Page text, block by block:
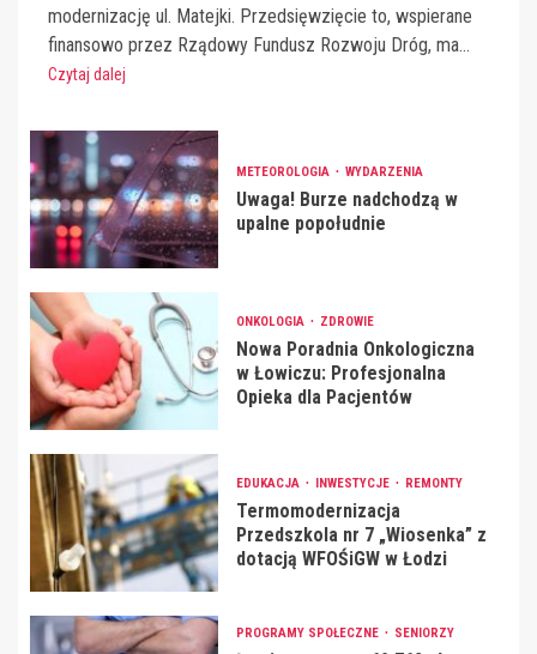
modernizację ul. Matejki. Przedsięwzięcie to, wspierane
finansowo przez Rządowy Fundusz Rozwoju Dróg, ma...
Czytaj dalej
METEOROLOGIA WYDARZENIA
Uwaga! Burze nadchodzą w
upalne popołudnie
ONKOLOGIA ZDROWIE
Nowa Poradnia Onkologiczna
w Łowiczu: Profesjonalna
Opieka dla Pacjentów
EDUKACJA INWESTYCJE REMONTY
Termomodernizacja
Przedszkola nr 7 „Wiosenka” z
dotacją WFOŚiGW w Łodzi
PROGRAMY SPOŁECZNE SENIORZY